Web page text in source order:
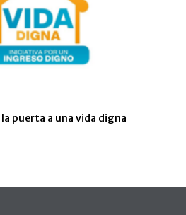
puerta a una vida digna